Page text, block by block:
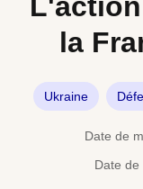
la
Ukraine
Date de
Date